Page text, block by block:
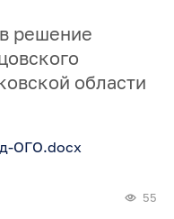
решение
области
ОГО.docx
55